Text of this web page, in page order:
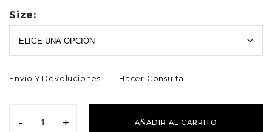
Size:
Envío Y Devoluciones Hacer Consulta
- + AÑADIR AL CARRITO